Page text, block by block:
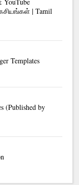
| Tamil
Templates
(Published by